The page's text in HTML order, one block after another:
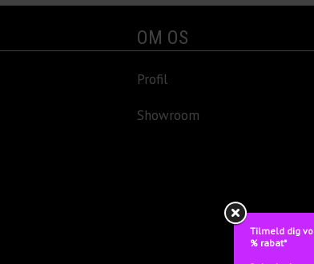
OM OS
Profil
Showroom
Tilmeld dig
% rabat*